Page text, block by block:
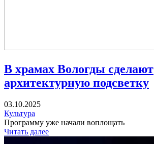
В храмах Вологды сделают
архитектурную подсветку
03.10.2025
Культура
Программу уже начали воплощать
Читать далее